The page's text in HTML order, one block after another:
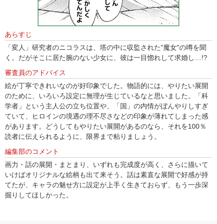
あらすじ
「変人」研究者のニコラスは、塔の中に収監された"魔女"の噂を聞
く。だがそこに居た腕のない少女に、彼は一目惚れして求婚し…!?
審査員のアドバイス
絵が丁寧できれいなのが好印象でした。物語的には、やりたい展開
のために、いろいろ設定に無理が生じているなと思いました。「科
学者」という主人公の立ち位置や、「国」の内情がぼんやりしすぎ
ていて、ヒロインの境遇の理不尽さなどの印象が薄れてしまった感
があります。どうしてもやりたい展開があるのなら、それを100％
読者に伝えられるように、限界まで粘りましょう。
編集部のコメント
画力・話の展開・まとまり、いずれも完成度が高く、さらに描いて
いけばオリジナルな絵柄も出て来そう。話は素直な展開で好感が持
てたが、キャラの魅せ方に設定が上手く生きておらず、もう一歩深
掘りしてほしかった。